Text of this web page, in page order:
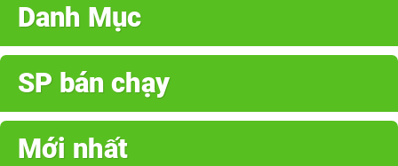
Danh Mục
SP bán chạy
Mới nhất